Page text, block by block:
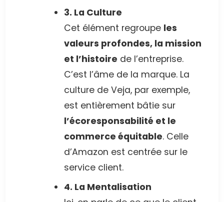
3. La Culture
Cet élément regroupe les
valeurs profondes, la mission
et l’histoire de l’entreprise.
C’est l’âme de la marque. La
culture de Veja, par exemple,
est entièrement bâtie sur
l’écoresponsabilité et le
commerce équitable. Celle
d’Amazon est centrée sur le
service client.
4. La Mentalisation